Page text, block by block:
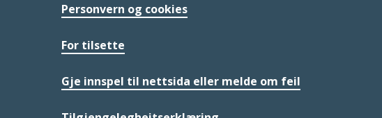
Personvern og cookies
For tilsette
Gje innspel til nettsida eller melde om feil